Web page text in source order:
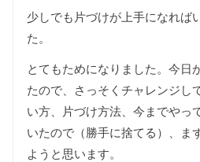
少しでも片づけが上手になれば
た。
とてもためになりました。今日
たので、さっそくチャレンジし
い方、片づけ方法、今までやっ
いたので（勝手に捨てる）、ま
ようと思います。